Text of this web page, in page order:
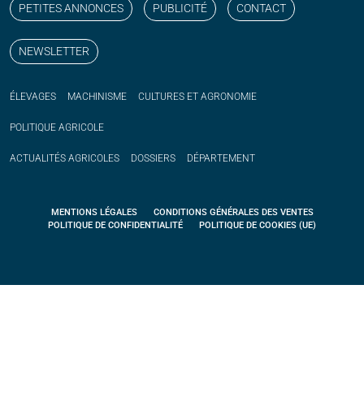
PETITES ANNONCES PUBLICITÉ CONTACT
NEWSLETTER
ÉLEVAGES MACHINISME CULTURES ET AGRONOMIE
POLITIQUE AGRICOLE
ACTUALITÉS AGRICOLES DOSSIERS DÉPARTEMENT
MENTIONS LÉGALES
CONDITIONS GÉNÉRALES DES VENTES
POLITIQUE DE CONFIDENTIALITÉ
POLITIQUE DE COOKIES (UE)